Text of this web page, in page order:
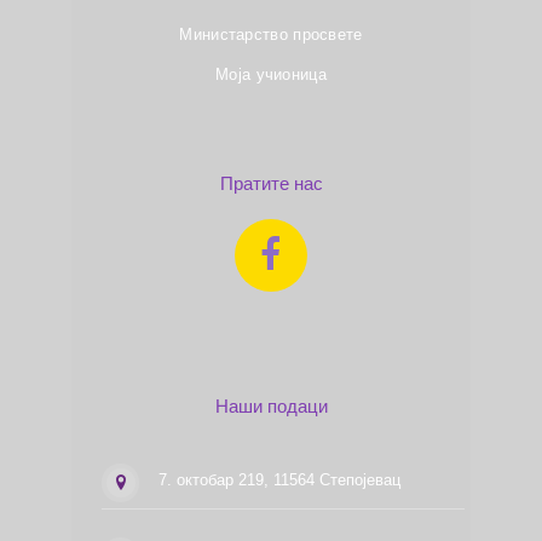
Министарство просвете
Моја учионица
Пратите нас
Наши подаци
7. октобар 219, 11564 Степојевац